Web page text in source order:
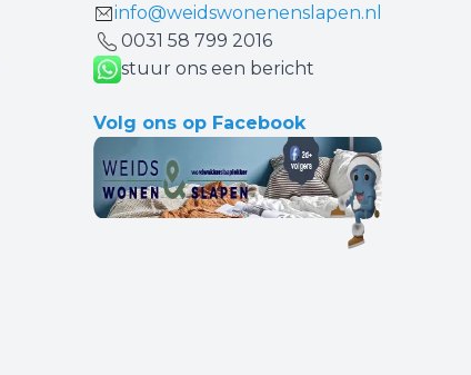
info@weidswonenenslapen.nl
0031 ‪58 799 2016‬
stuur ons een bericht
Volg ons op Facebook